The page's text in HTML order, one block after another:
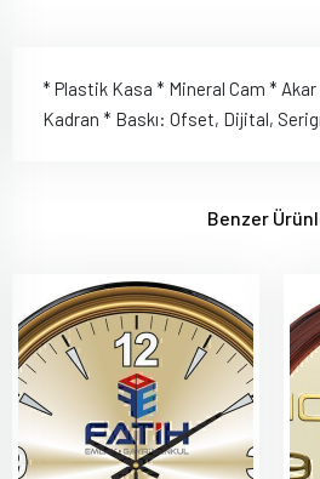
* Plastik Kasa * Mineral Cam *
Kadran * Baskı: Ofset, Dijital,
Benzer